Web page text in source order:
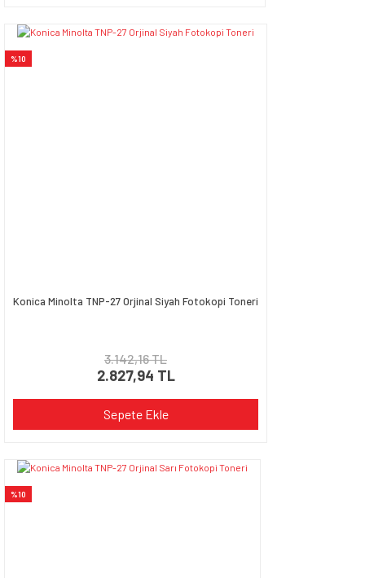
%10
Konica Minolta TNP-27 Orjinal Siyah Fotokopi Toneri
3.142,16 TL
2.827,94 TL
Sepete Ekle
%10